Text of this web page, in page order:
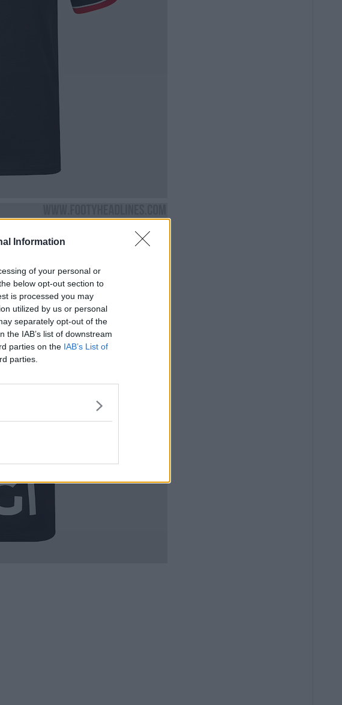
Information
of your personal or
below opt-out section to
is processed you may
utilized by us or personal
separately opt-out of the
IAB’s list of downstream
parties on the IAB’s List of
parties.